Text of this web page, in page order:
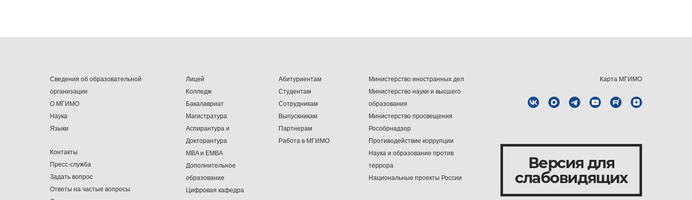
Сведения об образовательной
организации
О МГИМО
Наука
Языки
Контакты
Пресс-служба
Задать вопрос
Ответы на частые вопросы
Лицей
Колледж
Бакалавриат
Магистратура
Аспирантура и
Докторантура
MBA и EMBA
Дополнительное
образование
Цифровая кафедра
Абитуриентам
Студентам
Сотрудникам
Выпускникам
Партнерам
Работа в МГИМО
Министерство иностранных дел
Министерство науки и высшего
образования
Министерство просвещения
Рособрнадзор
Противодействие коррупции
Наука и образование против
террора
Национальные проекты России
Карта МГИМО
Версия для
слабовидящих